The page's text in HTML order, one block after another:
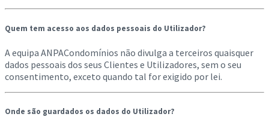
Quem tem acesso aos dados pessoais do Utilizador?
A equipa ANPACondomínios não divulga a terceiros quaisquer
dados pessoais dos seus Clientes e Utilizadores, sem o seu
consentimento, exceto quando tal for exigido por lei.
Onde são guardados os dados do Utilizador?